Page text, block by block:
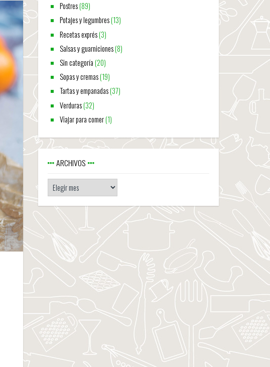
Postres(89)
Potajes y legumbres(13)
Recetas exprés(3)
Salsas y guarniciones(8)
Sin categoría(20)
Sopas y cremas(19)
Tartas y empanadas(37)
Verduras(32)
Viajar para comer(1)
ARCHIVOS